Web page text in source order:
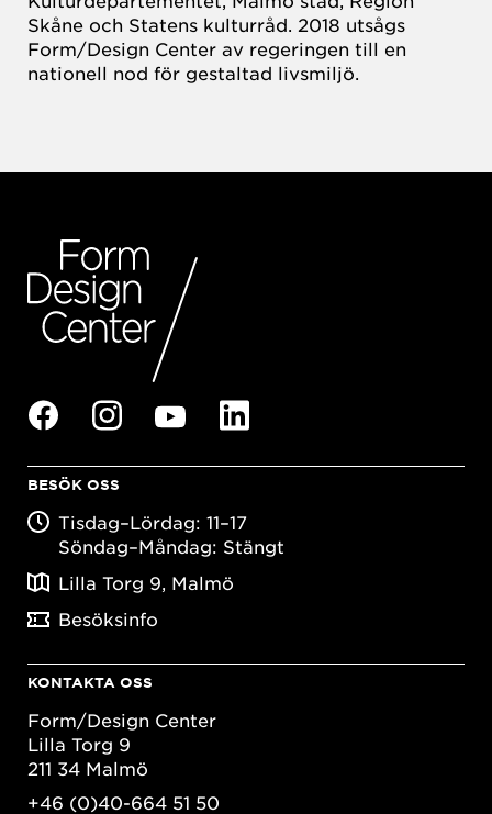
Skåne och Statens kulturråd. 2018 utsågs
Form/Design Center av regeringen till en
nationell nod för gestaltad livsmiljö.
BESÖK OSS
Tisdag–Lördag: 11–17
Söndag–Måndag: Stängt
Lilla Torg 9, Malmö
Besöksinfo
KONTAKTA OSS
Form/Design Center
Lilla Torg 9
211 34 Malmö
+46 (0)40-664 51 50